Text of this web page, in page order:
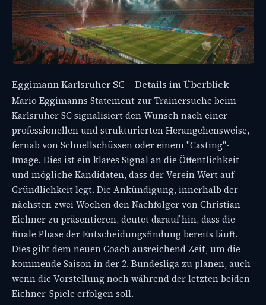
Eggimann Karlsruher SC – Details im Überblick
Mario Eggimanns Statement zur Trainersuche beim
Karlsruher SC signalisiert den Wunsch nach einer
professionellen und strukturierten Herangehensweise,
fernab von Schnellschüssen oder einem "Casting"-
Image. Dies ist ein klares Signal an die Öffentlichkeit
und mögliche Kandidaten, dass der Verein Wert auf
Gründlichkeit legt. Die Ankündigung, innerhalb der
nächsten zwei Wochen den Nachfolger von Christian
Eichner zu präsentieren, deutet darauf hin, dass die
finale Phase der Entscheidungsfindung bereits läuft.
Dies gibt dem neuen Coach ausreichend Zeit, um die
kommende Saison in der 2. Bundesliga zu planen, auch
wenn die Vorstellung noch während der letzten beiden
Eichner-Spiele erfolgen soll.